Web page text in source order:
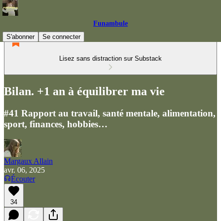
Funambule
S'abonner
Se connecter
Lisez sans distraction sur Substack
Bilan. +1 an à équilibrer ma vie
#41 Rapport au travail, santé mentale, alimentation,
sport, finances, hobbies…
Margaux Allain
avr. 06, 2025
Écouter
34